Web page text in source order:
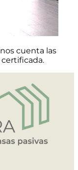
cuenta las